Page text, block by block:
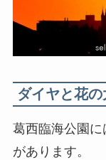
ダイヤと花
葛西臨海公園
があります。